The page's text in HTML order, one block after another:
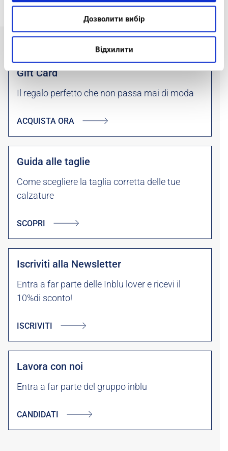
Дозволити вибір
Відхилити
Gift Card
Il regalo perfetto che non passa mai di moda
ACQUISTA ORA
Guida alle taglie
Come scegliere la taglia corretta delle tue
calzature
SCOPRI
Iscriviti alla Newsletter
Entra a far parte delle Inblu lover e ricevi il
10%di sconto!
ISCRIVITI
Lavora con noi
Entra a far parte del gruppo inblu
CANDIDATI